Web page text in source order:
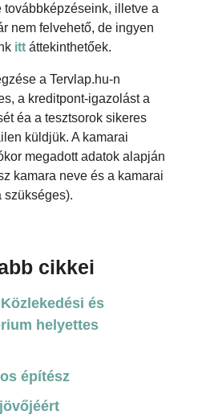
illetve a
nem felvehető, de ingyen
itt áttekinthetőek.
a Tervlap.hu-n
a kreditpont-igazolást a
éa a tesztsorok sikeres
küldjük. A kamarai
megadott adatok alapján
kamara neve és a kamarai
szükséges).
cikkei
és
helyettes
építész